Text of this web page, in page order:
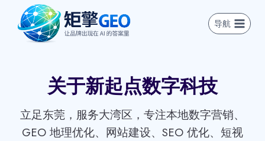
导航
关于新起点数字科技
立足东莞，服务大湾区，专注本地数字营销、
GEO 地理优化、网站建设、SEO 优化、短视